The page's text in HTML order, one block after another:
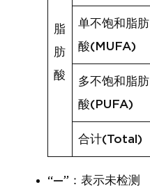
脂
肪
酸
单不饱和脂肪
酸(MUFA)
多不饱和脂肪
酸(PUFA)
合计(Total)
“—”：表示未检测